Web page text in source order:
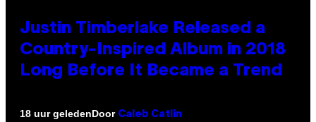
Justin Timberlake Released a
Country-Inspired Album in 2018
Long Before It Became a Trend
18 uur geledenDoor Caleb Catlin